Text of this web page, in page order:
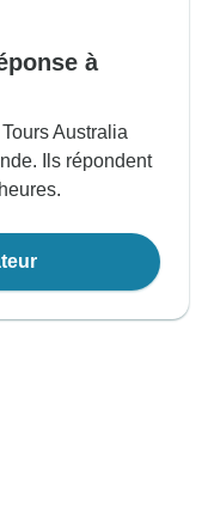
à
Australia
Ils répondent